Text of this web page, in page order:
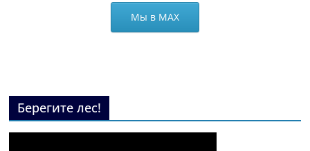
Мы в МАХ
Берегите лес!